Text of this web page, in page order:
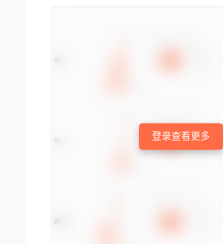
登录查看更多